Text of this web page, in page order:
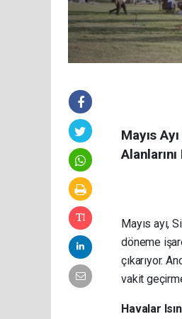
Mayıs
Mayıs ayı,
döneme
çıkarıyor.
vakit
Havalar